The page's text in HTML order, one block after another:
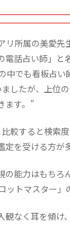
リ所属の美愛先
電話占い師」と
中でも看板占い
したが、上位
ます。”
較すると検索
を受ける方が
の能力はもちろ
ットマスター」
観なく耳を傾け